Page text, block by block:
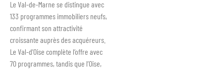
Le Val-de-Marne se distingue avec
133 programmes immobiliers neufs,
confirmant son attractivité
croissante auprès des acquéreurs.
Le Val-d’Oise complète l’offre avec
70 programmes, tandis que l’Oise,